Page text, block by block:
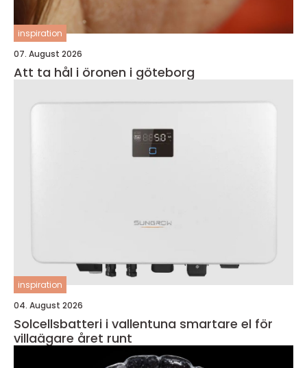
inspiration
07. August 2026
Att ta hål i öronen i göteborg
inspiration
04. August 2026
Solcellsbatteri i vallentuna smartare el för
villaägare året runt